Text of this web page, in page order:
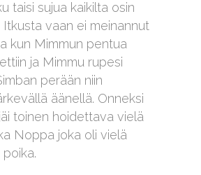
taisi sujua kaikilta osin
Itkusta vaan ei meinannut
kun Mimmun pentua
ja Mimmu rupesi
perään niin
äänellä. Onneksi
toinen hoidettava vielä
Noppa joka oli vielä